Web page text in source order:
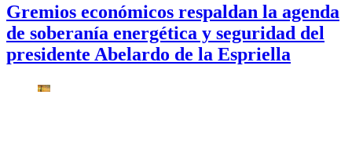
Gremios económicos respaldan la agenda
de soberanía energética y seguridad del
presidente Abelardo de la Espriella